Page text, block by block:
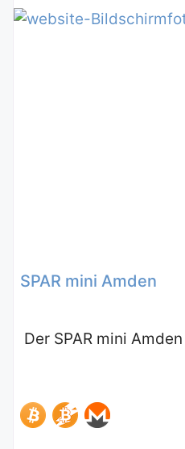
SPAR mini Amden
Der SPAR mini